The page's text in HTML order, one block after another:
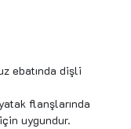
ebatında dişli
flanşlarında
uygundur.